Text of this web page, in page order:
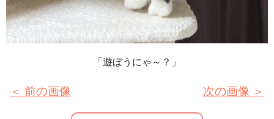
「遊ぼうにゃ～？」
＜ 前の画像 次の画像 ＞